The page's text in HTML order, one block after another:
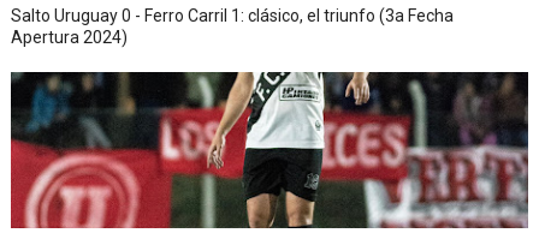
Salto Uruguay 0 - Ferro Carril 1: clásico, el triunfo (3a Fecha
Apertura 2024)